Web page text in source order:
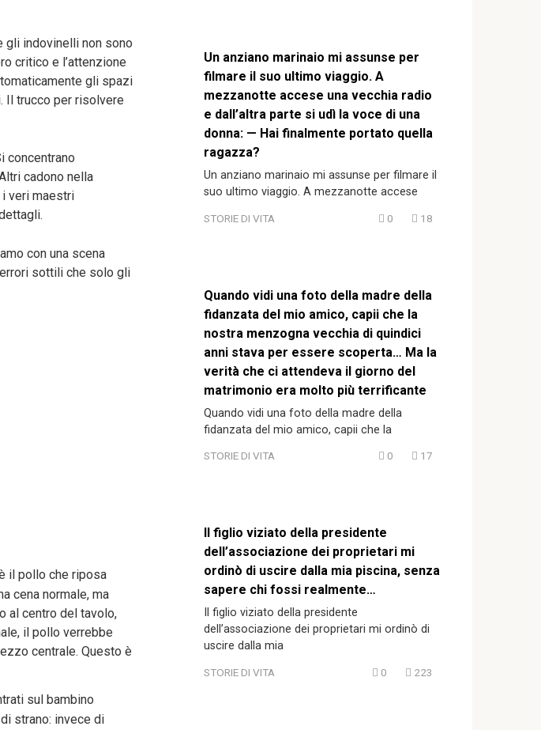
gli indovinelli non sono
critico e l’attenzione
gli spazi
Il trucco per risolvere
concentrano
cadono nella
veri maestri
con una scena
sottili che solo gli
il pollo che riposa
cena normale, ma
al centro del tavolo,
il pollo verrebbe
centrale. Questo è
sul bambino
strano: invece di
Un anziano marinaio mi assunse per
filmare il suo ultimo viaggio. A
mezzanotte accese una vecchia radio
e dall’altra parte si udì la voce di una
donna: — Hai finalmente portato quella
ragazza?
Un anziano marinaio mi assunse per filmare il
suo ultimo viaggio. A mezzanotte accese
STORIE DI VITA 0 18
Quando vidi una foto della madre della
fidanzata del mio amico, capii che la
nostra menzogna vecchia di quindici
anni stava per essere scoperta… Ma la
verità che ci attendeva il giorno del
matrimonio era molto più terrificante
Quando vidi una foto della madre della
fidanzata del mio amico, capii che la
STORIE DI VITA 0 17
Il figlio viziato della presidente
dell’associazione dei proprietari mi
ordinò di uscire dalla mia piscina, senza
sapere chi fossi realmente…
Il figlio viziato della presidente
dell’associazione dei proprietari mi ordinò di
uscire dalla mia
STORIE DI VITA 0 223